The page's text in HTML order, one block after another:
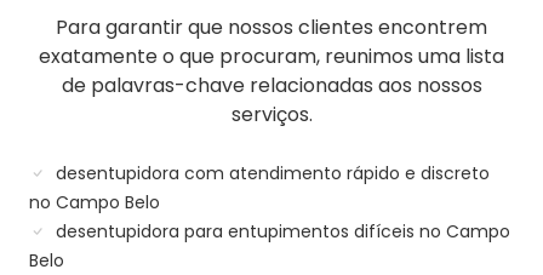
Para garantir que nossos clientes encontrem
exatamente o que procuram, reunimos uma lista
de palavras-chave relacionadas aos nossos
serviços.
desentupidora com atendimento rápido e discreto
no Campo Belo
desentupidora para entupimentos difíceis no Campo
Belo